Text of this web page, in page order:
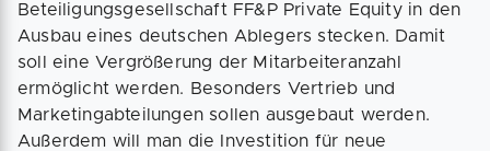
Beteiligungsgesellschaft FF&P Private Equity in den
Ausbau eines deutschen Ablegers stecken. Damit
soll eine Vergrößerung der Mitarbeiteranzahl
ermöglicht werden. Besonders Vertrieb und
Marketingabteilungen sollen ausgebaut werden.
Außerdem will man die Investition für neue